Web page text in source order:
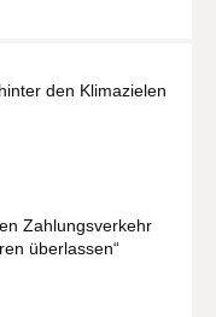
den Klimazielen
Zahlungsverkehr
überlassen“